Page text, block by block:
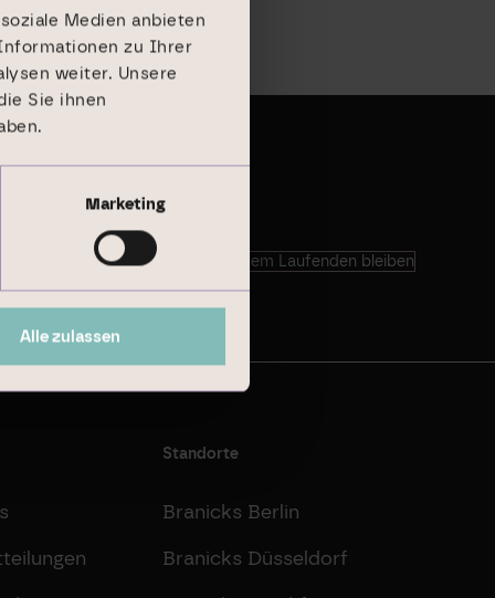
Medien anbieten
zu Ihrer
weiter. Unsere
Sie ihnen
Marketing
Alle zulassen
Auf dem Laufenden bleiben
Standorte
Branicks Berlin
Branicks Düsseldorf